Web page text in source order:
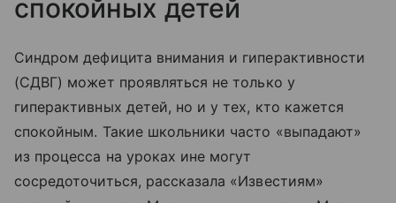
спокойных детей
Синдром дефицита внимания и гиперактивности
(СДВГ) может проявляться не только у
гиперактивных детей, но и у тех, кто кажется
спокойным. Такие школьники часто «выпадают»
из процесса на уроках ине могут
сосредоточиться, рассказала «Известиям»